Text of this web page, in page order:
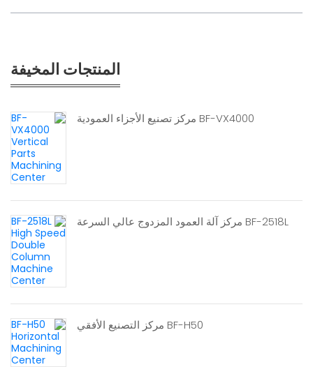
المنتجات المخيفة
BF-VX4000 مركز تصنيع الأجزاء العمودية
BF-2518L مركز آلة العمود المزدوج عالي السرعة
BF-H50 مركز التصنيع الأفقي